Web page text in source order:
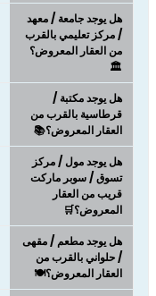
هل يوجد جامعة / معهد
/ مركز تعليمي بالقرب
من العقار المعروض؟
🏛️
هل يوجد مكتبة /
قرطاسية بالقرب من
العقار المعروض؟📚
هل يوجد مول / مركز
تسوق / سوبر ماركت
قريب من العقار
المعروض؟🛒
هل يوجد مطعم / مقهى
/ حلواني بالقرب من
العقار المعروض؟🍽️